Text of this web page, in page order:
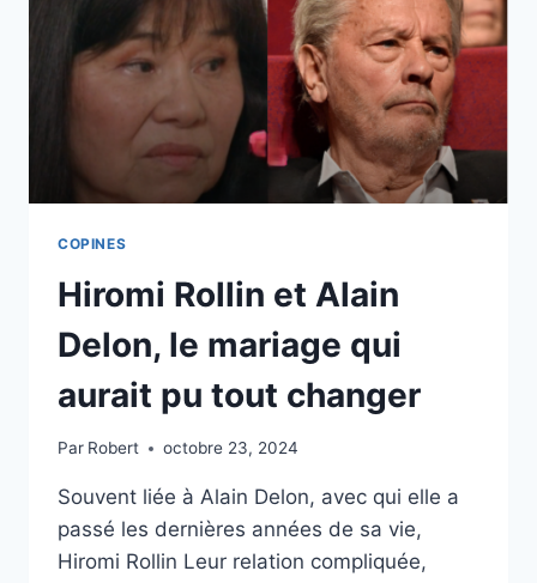
COPINES
Hiromi Rollin et Alain
Delon, le mariage qui
aurait pu tout changer
Par Robert octobre 23, 2024
Souvent liée à Alain Delon, avec qui elle a
passé les dernières années de sa vie,
Hiromi Rollin Leur relation compliquée,